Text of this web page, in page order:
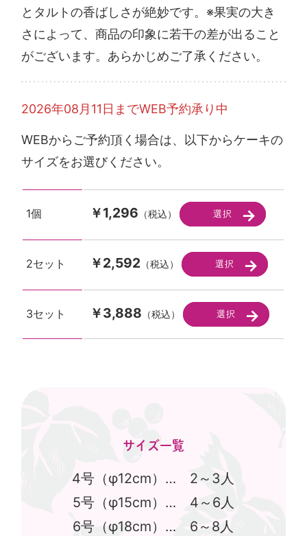
とタルトの香ばしさが絶妙です。※果実の大き
さによって、商品の印象に若干の差が出ること
がございます。あらかじめご了承ください。
2026年08月11日までWEB予約承り中
WEBからご予約頂く場合は、以下からケーキの
サイズをお選びください。
1個 ￥1,296 （税込）
2セット ￥2,592 （税込）
3セット ￥3,888 （税込）
サイズ一覧
4号（φ12cm）… 2～3人
5号（φ15cm）… 4～6人
6号（φ18cm）… 6～8人